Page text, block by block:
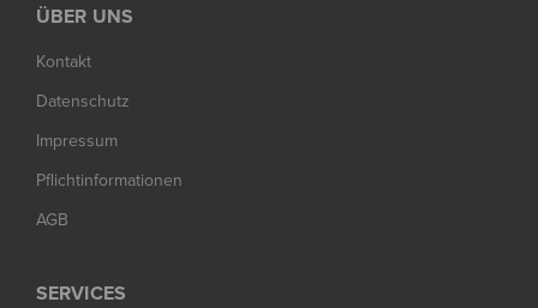
ÜBER UNS
Kontakt
Datenschutz
Impressum
Pflichtinformationen
AGB
SERVICES